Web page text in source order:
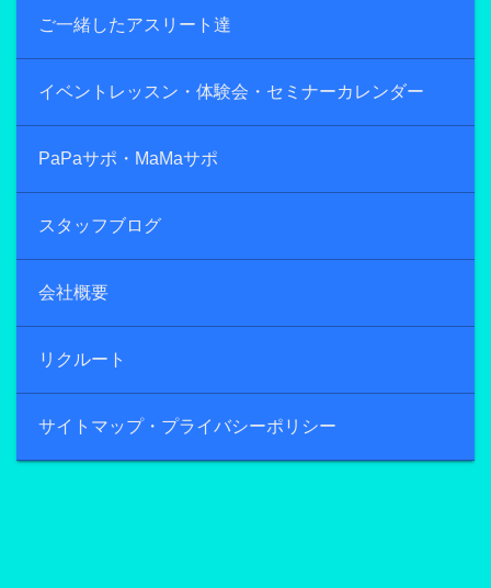
ご一緒したアスリート達
イベントレッスン・体験会・セミナーカレンダー
PaPaサポ・MaMaサポ
スタッフブログ
会社概要
リクルート
サイトマップ・プライバシーポリシー